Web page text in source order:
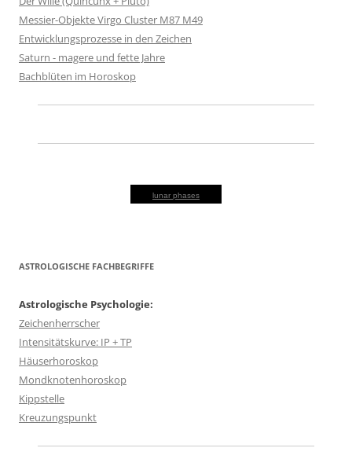
Messier-Objekte Virgo Cluster M87 M49
Entwicklungsprozesse in den Zeichen
Saturn - magere und fette Jahre
Bachblüten im Horoskop
lunar phases
ASTROLOGISCHE FACHBEGRIFFE
Astrologische Psychologie:
Zeichenherrscher
Intensitätskurve: IP + TP
Häuserhoroskop
Mondknotenhoroskop
Kippstelle
Kreuzungspunkt